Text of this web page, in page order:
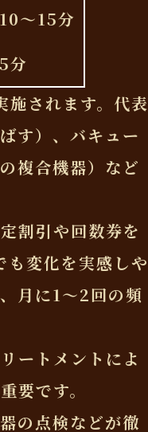
〜15分
分
されます。代表
す）、バキュー
複合機器）など
割引や回数券を
変化を実感しや
月に1〜2回の頻
ートメントによ
要です。
の点検などが徹